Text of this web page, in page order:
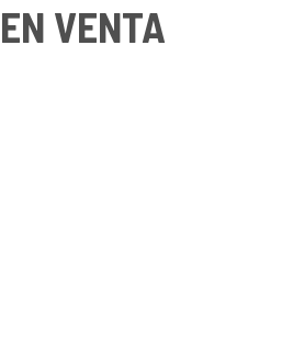
Ir
al
EN VENTA